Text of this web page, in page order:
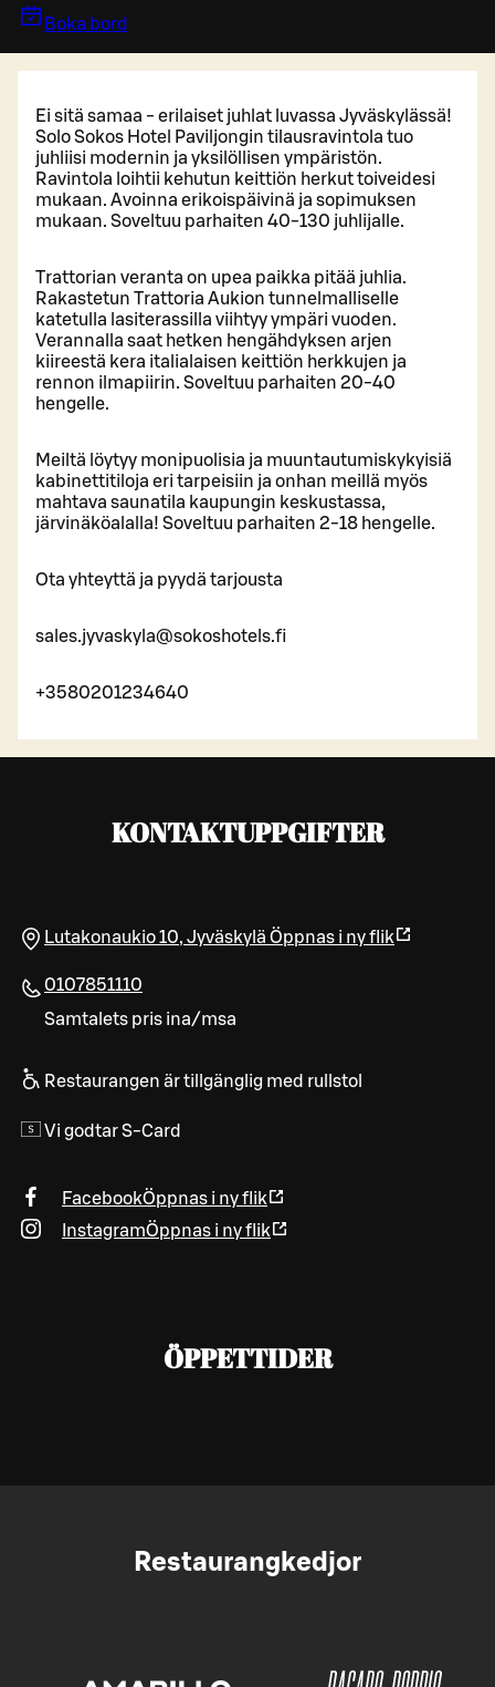
Boka bord
Ei sitä samaa - erilaiset juhlat luvassa Jyväskylässä!
Solo Sokos Hotel Paviljongin tilausravintola tuo
juhliisi modernin ja yksilöllisen ympäristön.
Ravintola loihtii kehutun keittiön herkut toiveidesi
mukaan. Avoinna erikoispäivinä ja sopimuksen
mukaan. Soveltuu parhaiten 40-130 juhlijalle.
Trattorian veranta on upea paikka pitää juhlia.
Rakastetun Trattoria Aukion tunnelmalliselle
katetulla lasiterassilla viihtyy ympäri vuoden.
Verannalla saat hetken hengähdyksen arjen
kiireestä kera italialaisen keittiön herkkujen ja
rennon ilmapiirin. Soveltuu parhaiten 20-40
hengelle. ​
Meiltä löytyy monipuolisia ja muuntautumiskykyisiä
kabinettitiloja eri tarpeisiin ja onhan meillä myös
mahtava saunatila kaupungin keskustassa,
järvinäköalalla! Soveltuu parhaiten 2-18 hengelle.
Ota yhteyttä ja pyydä tarjousta
sales.jyvaskyla@sokoshotels.fi
+3580201234640
KONTAKTUPPGIFTER
Lutakonaukio 10, Jyväskylä Öppnas i ny flik
0107851110
Samtalets pris ina/msa
Restaurangen är tillgänglig med rullstol
Vi godtar S-Card
FacebookÖppnas i ny flik
InstagramÖppnas i ny flik
ÖPPETTIDER
Restaurangkedjor